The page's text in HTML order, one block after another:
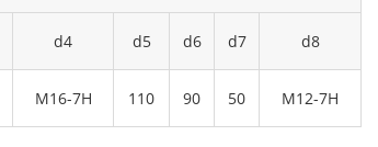
d4 d5 d6 d7 d8
М16-7Н 110 90 50 М12-7Н